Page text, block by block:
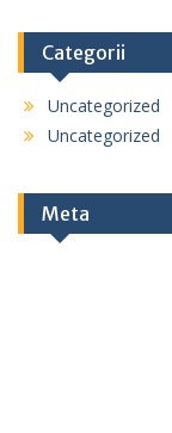
Categorii
Uncategorized
Uncategorized
Meta